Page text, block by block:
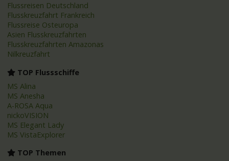
Flussreisen Deutschland
Flusskreuzfahrt Frankreich
Flussreise Osteuropa
Asien Flusskreuzfahrten
Flusskreuzfahrten Amazonas
Nilkreuzfahrt
TOP Flussschiffe
MS Alina
MS Anesha
A-ROSA Aqua
nickoVISION
MS Elegant Lady
MS VistaExplorer
TOP Themen